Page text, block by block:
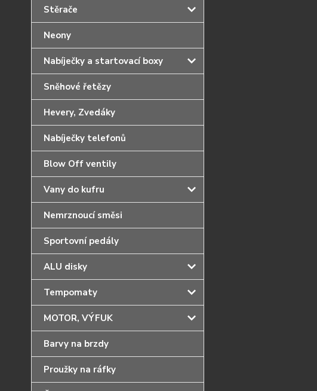
Stěrače
Neony
Nabíječky a startovací boxy
Sněhové řetězy
Hevery, Zvedáky
Nabíječky telefonů
Blow Off ventily
Vany do kufru
Nemrznoucí směsi
Sportovní pedály
ALU disky
Tempomaty
MOTOR, VÝFUK
Barvy na brzdy
Proužky na ráfky